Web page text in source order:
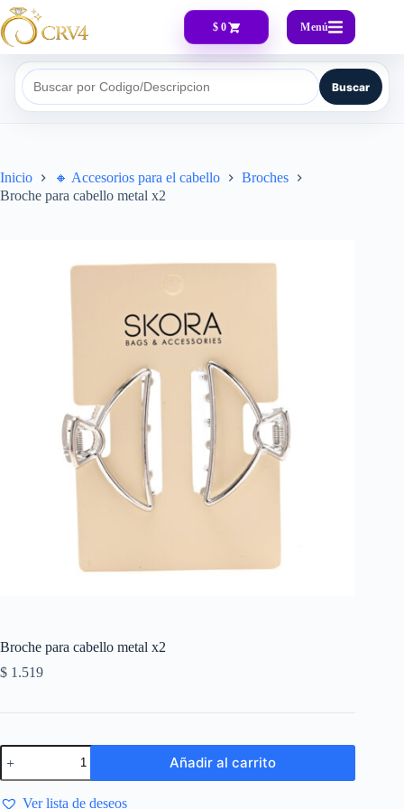
$ 0 Menú
Buscar por Codigo/Descripcion Buscar
Inicio 🔸​ Accesorios para el cabello
Broches
Broche para cabello metal x2
Broche para cabello metal x2
$ 1.519
Añadir al carrito
Ver lista de deseos